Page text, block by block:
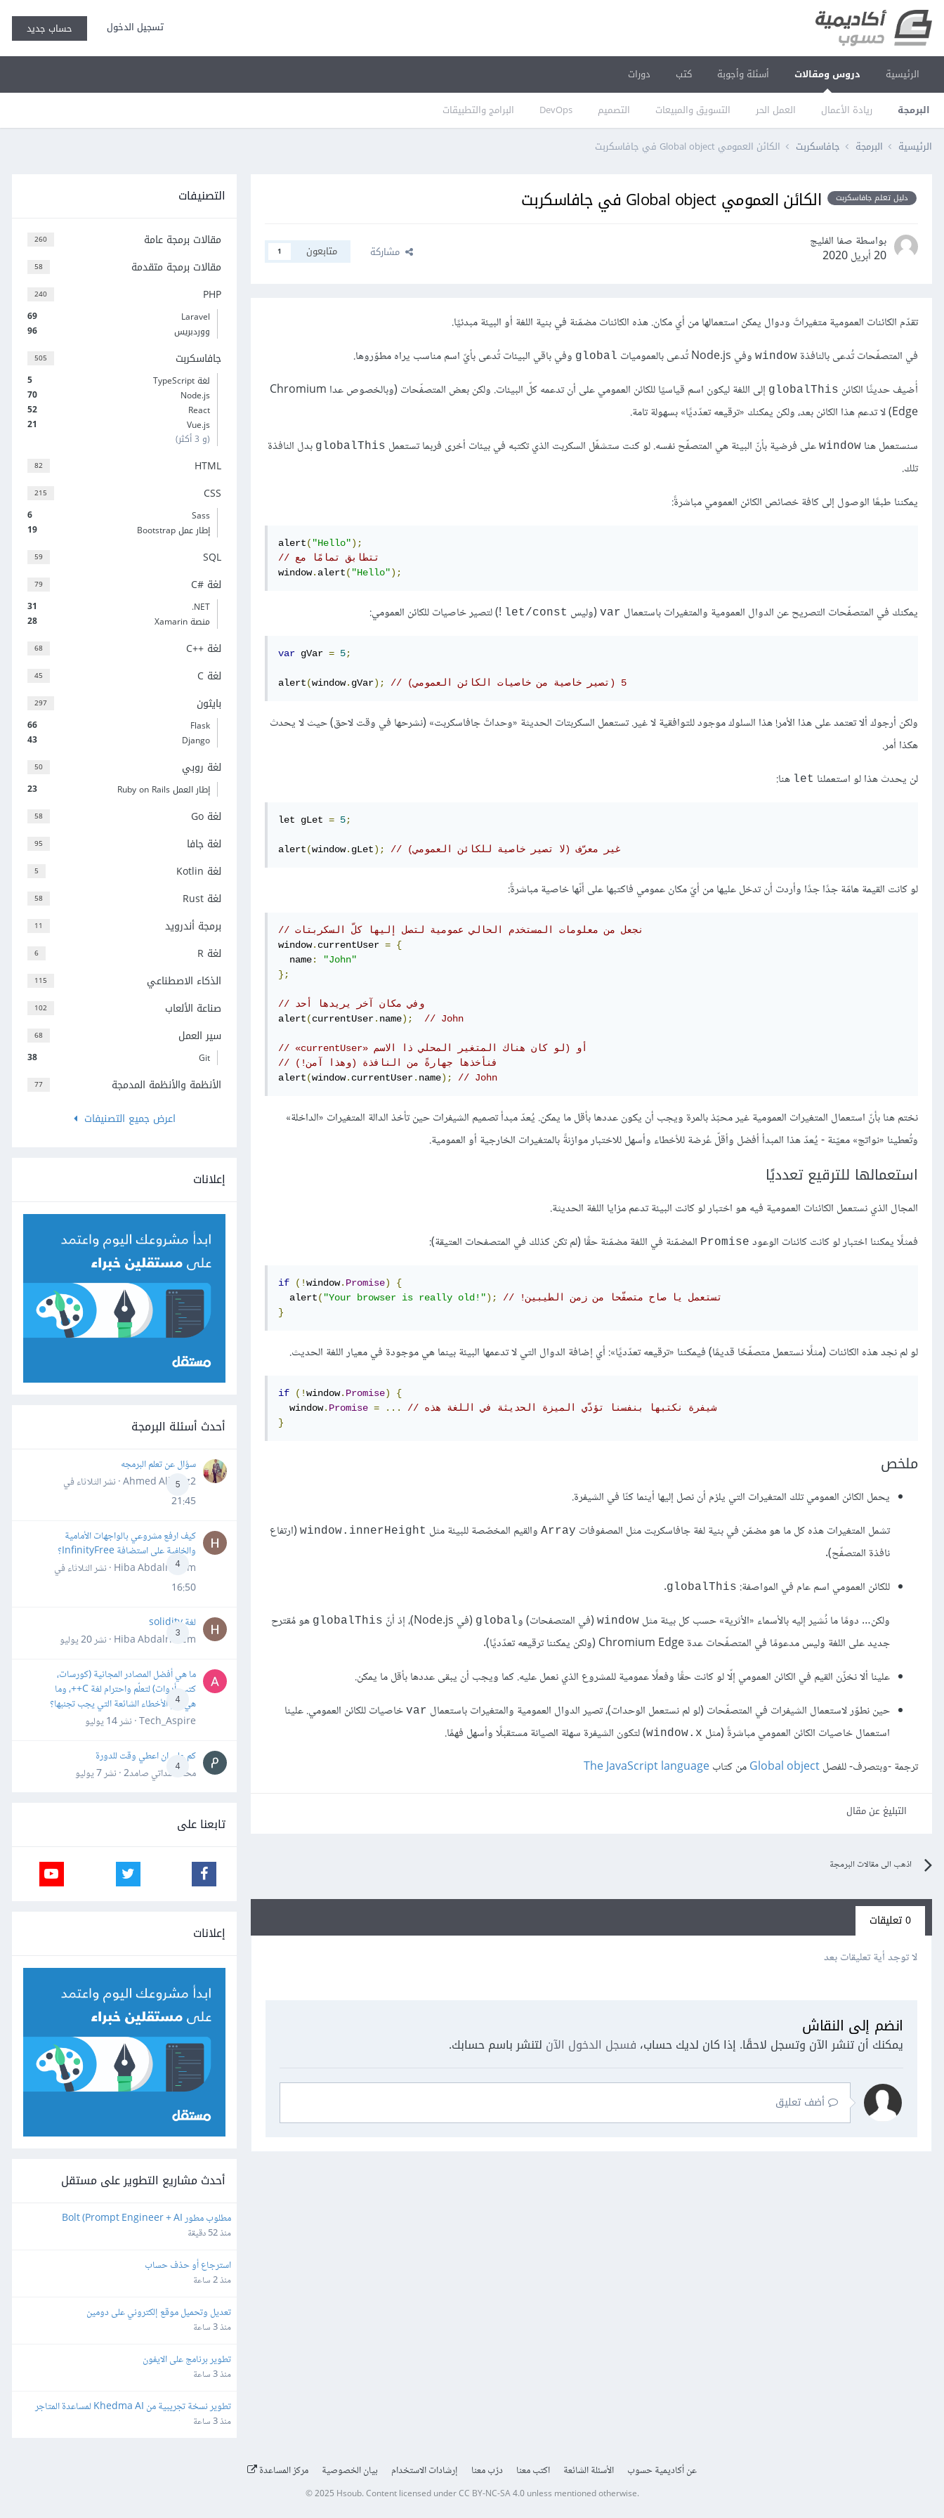
تسجيل الدخول حساب جديد
الرئيسية دروس ومقالات
البرمجة ريادة الأعمال العمل الحر التسويق والمبيعات التصميم DevOps البرامج والتطبيقات
أسئلة وأجوبة كتب دورات
الرئيسية البرمجة جافاسكربت الكائن العمومي Global object في جافاسكربت
دليل تعلم جافاسكربت الكائن العمومي Global object في جافاسكربت
بواسطة صفا الفليج
20 أبريل 2020
مشاركة متابعون 1
تقدّم الكائنات العمومية متغيراتَ ودوال يمكن استعمالها من أي مكان. هذه الكائنات مضمّنة في بنية اللغة أو البيئة مبدئيًا.
في المتصفّحات تُدعى بالنافذة ‎window‎ وفي Node.js تُدعى بالعموميات ‎global‎ وفي باقي البيئات تُدعى بأيّ اسم مناسب يراه مطوّروها.
أُضيف حديثًا الكائن ‎globalThis‎
إلى اللغة ليكون اسم قياسيًا للكائن العمومي على أن تدعمه كلّ البيئات. ولكن بعض المتصفّحات (وبالخصوص عدا Chromium
Edge) لا تدعم هذا الكائن بعد، ولكن يمكنك «ترقيعه تعدّديًا» بسهولة تامة.
سنستعمل هنا ‎window‎ على فرضية بأنّ البيئة هي المتصفّح نفسه. لو كنت ستشغّل السكربت الذي تكتبه في بيئات أخرى فربما تستعمل ‎globalThis‎ بدل النافذة
تلك.
يمكننا طبعًا الوصول إلى كافة خصائص الكائن العمومي مباشرةً:
alert( "Hello");
// تتطابق تمامًا مع
window. alert( "Hello");
يمكنك في المتصفّحات التصريح عن الدوال العمومية والمتغيرات باستعمال ‎var‎ (وليس ‎let/const‎ !) لتصير خاصيات للكائن العمومي:
var gVar = 5;
alert(window. gVar); // ‫5 (تصير خاصية من خاصيات الكائن العمومي)
ولكن أرجوك ألا تعتمد على هذا الأمر! هذا السلوك موجود للتوافقية لا غير. تستعمل السكربتات الحديثة «وحداتَ جافاسكربت» (نشرحها في وقت لاحق) حيث لا يحدث
هكذا أمر.
لن يحدث هذا لو استعملنا ‎let‎ هنا:
let gLet = 5;
alert(window. gLet); // ‫غير معرّف (لا تصير خاصية للكائن العمومي)
لو كانت القيمة هامّة جدًا جدًا وأردت أن تدخل عليها من أيّ مكان عمومي فاكتبها على أنّها خاصية مباشرةً:
// نجعل من معلومات المستخدم الحالي عمومية لتصل إليها كلّ السكربتات
window. currentUser = {
  name
:
"John"
};
// وفي مكان آخر يريدها أحد
alert(currentUser. name); // John
// ‫أو (لو كان هناك المتغير المحلي ذا الاسم «currentUser»
// فنأخذها جهارةً من النافذة (وهذا آمن!)
alert(window. currentUser. name); // John
نختم هنا بأنّ استعمال المتغيرات العمومية غير محبّذ بالمرة ويجب أن يكون عددها بأقل ما يمكن. يُعدّ مبدأ تصميم الشيفرات حين تأخذ الدالة المتغيرات «الداخلة»
وتُعطينا «نواتج» معيّنة - يُعدّ هذا المبدأ أفضل وأقلّ عُرضة للأخطاء وأسهل للاختبار موازنةً بالمتغيرات الخارجية أو العمومية.
استعمالها للترقيع تعدديًا
المجال الذي نستعمل الكائنات العمومية فيه هو اختبار لو كانت البيئة تدعم مزايا اللغة الحديثة.
فمثلًا يمكننا اختبار لو كانت كائنات الوعود ‎Promise‎ المضمّنة في اللغة مضمّنة حقًا (لم تكن كذلك في المتصفحات العتيقة):
if (!window. Promise)
{
  alert
( "Your browser is really old!");
// ‫تستعمل يا صاح متصفّحا من زمن الطيبين!
}
لو لم نجد هذه الكائنات (مثلًا نستعمل متصفّحًا قديمًا) فيمكننا «ترقيعه تعدّديًا»: أي إضافة الدوال التي لا تدعمها البيئة بينما هي موجودة في معيار اللغة الحديث.
if (!window. Promise)
{
  window
. Promise = ...
// شيفرة نكتبها بنفسنا تؤدّي الميزة الحديثة في اللغة هذه
}
ملخص
يحمل الكائن العمومي تلك المتغيرات التي يلزم أن نصل إليها أينما كنّا في الشيفرة.
تشمل المتغيرات هذه كل ما هو مضمّن في بنية لغة جافاسكربت مثل المصفوفات ‎Array‎ والقيم المخصّصة للبيئة مثل ‎window.innerHeight‎ (ارتفاع
نافذة المتصفّح).
للكائن العمومي اسم عام في المواصفة: ‎globalThis‎
.
ولكن… دومًا ما نُشير إليه بالأسماء «الأثرية» حسب كل بيئة مثل ‎window‎ (في المتصفحات) و‎global‎ (في Node.js)، إذ أنّ ‎globalThis‎ هو مُقترح
جديد على اللغة وليس مدعومًا في المتصفّحات عدة Chromium Edge (ولكن يمكننا ترقيعه تعدّديًا).
علينا ألا نخزّن القيم في الكائن العمومي إلّا لو كانت حقًا وفعلًا عمومية للمشروع الذي نعمل عليه. كما ويجب أن يبقى عددها بأقل ما يمكن.
حين نطوّر لاستعمال الشيفرات في المتصفّحات (لو لم نستعمل الوحدات)، تصير الدوال العمومية والمتغيرات باستعمال ‎var‎ خاصيات للكائن العمومي. علينا
استعمال خاصيات الكائن العمومي مباشرةً (مثل ‎window.x‎) لتكون الشيفرة سهلة الصيانة مستقبلًا وأسهل فهمًا.
ترجمة -وبتصرف- للفصلGlobal objectمن كتابThe JavaScript language
التبليغ عن مقال
اذهب الى مقالات البرمجة
0 تعليقات
لا توجد أية تعليقات بعد
انضم إلى النقاش
يمكنك أن تنشر الآن وتسجل لاحقًا. إذا كان لديك حساب، فسجل الدخول الآن لتنشر باسم حسابك.
أضف تعليق
التصنيفات
260 مقالات برمجة عامة
58 مقالات برمجة متقدمة
240 PHP
69
Laravel
96
ووردبريس
505 جافاسكربت
5
لغة TypeScript
70
Node.js
52
React
21
Vue.js
(و 3 أكثر)
82 HTML
215 CSS
6
Sass
19
إطار عمل Bootstrap
59 SQL
79 لغة C#‎
31
‎.NET
28
منصة Xamarin
68 لغة C++‎
45 لغة C
297 بايثون
66
Flask
43
Django
50 لغة روبي
23 إطار العمل Ruby on Rails
58 لغة Go
95 لغة جافا
5 لغة Kotlin
58 لغة Rust
11 برمجة أندرويد
6 لغة R
115 الذكاء الاصطناعي
102 صناعة الألعاب
68 سير العمل
38 Git
77
الأنظمة والأنظمة المدمجة
اعرض جميع التصنيفات
إعلانات
أحدث أسئلة البرمجة
5
سؤال عن تعلم البرمجه
Ahmed Alhafiz2 · نشر
الثلاثاء في
21:45
4
كيف ارفع مشروعي بالواجهات الأمامية
والخلفية على استضافة InfinityFree؟
Hiba Abdalrheem · نشر
الثلاثاء في
16:50
3
لغة solidity
Hiba Abdalrheem · نشر
20 يوليو
4
ما هي أفضل المصادر المجانية (كورسات،
كتب، أدوات) لتعلّم واحترام لغة C++، وما
هي أهم الأخطاء الشائعة التي يجب تجنبها؟
Tech_Aspire · نشر
14 يوليو
4
كم علي ان اعطي وقت للدورة
محمد سداتي صامد2 · نشر
7 يوليو
تابعنا على
إعلانات
أحدث مشاريع التطوير على مستقل
Developer)
منذ 52 دقيقة
استرجاع أو حذف حساب
منذ 2 ساعة
تعديل وتحميل موقع إلكتروني على دومين
منذ 3 ساعة
تطوير برنامج على الايفون
منذ 3 ساعة
تطوير نسخة تجريبية من Khedma AI لمساعدة المتاجر
منذ 3 ساعة
عن أكاديمية حسوب الأسئلة الشائعة اكتب معنا درّب معنا إرشادات الاستخدام بيان الخصوصية مركز المساعدة
© 2025 Hsoub.Content licensed underCC BY-NC-SA 4.0unless mentioned otherwise.